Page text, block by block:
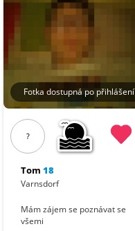
Fotka dostupná po přihlášení
?
Tom 18
Varnsdorf
Mám zájem se poznávat se
všemi